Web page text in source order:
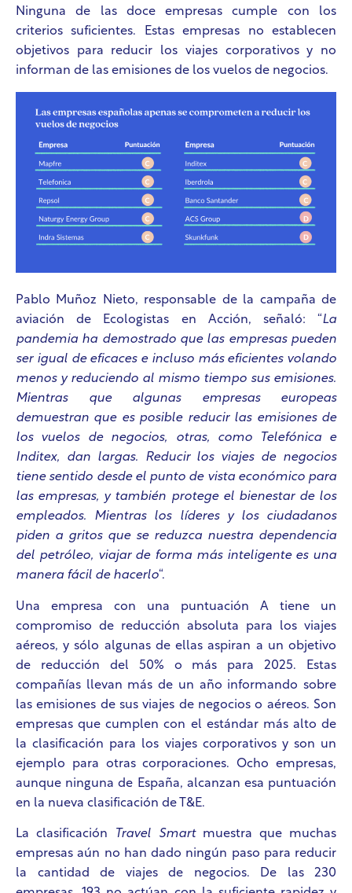
Ninguna de las doce empresas cumple con los
criterios suficientes. Estas empresas no establecen
objetivos para reducir los viajes corporativos y no
informan de las emisiones de los vuelos de negocios.
Pablo Muñoz Nieto, responsable de la campaña de
aviación de Ecologistas en Acción, señaló: “La
pandemia ha demostrado que las empresas pueden
ser igual de eficaces e incluso más eficientes volando
menos y reduciendo al mismo tiempo sus emisiones.
Mientras que algunas empresas europeas
demuestran que es posible reducir las emisiones de
los vuelos de negocios, otras, como Telefónica e
Inditex, dan largas. Reducir los viajes de negocios
tiene sentido desde el punto de vista económico para
las empresas, y también protege el bienestar de los
empleados. Mientras los líderes y los ciudadanos
piden a gritos que se reduzca nuestra dependencia
del petróleo, viajar de forma más inteligente es una
manera fácil de hacerlo“.
Una empresa con una puntuación A tiene un
compromiso de reducción absoluta para los viajes
aéreos, y sólo algunas de ellas aspiran a un objetivo
de reducción del 50% o más para 2025. Estas
compañías llevan más de un año informando sobre
las emisiones de sus viajes de negocios o aéreos. Son
empresas que cumplen con el estándar más alto de
la clasificación para los viajes corporativos y son un
ejemplo para otras corporaciones. Ocho empresas,
aunque ninguna de España, alcanzan esa puntuación
en la nueva clasificación de T&E.
La clasificación Travel Smartmuestra que muchas
empresas aún no han dado ningún paso para reducir
la cantidad de viajes de negocios. De las 230